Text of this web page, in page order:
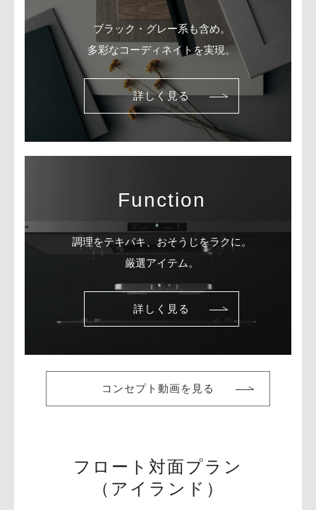
ブラック・グレー系も含め。
多彩なコーディネイトを実現。
詳しく見る
Function
調理をテキパキ、おそうじをラクに。
厳選アイテム。
詳しく見る
コンセプト動画を見る
フロート対面プラン
（アイランド）